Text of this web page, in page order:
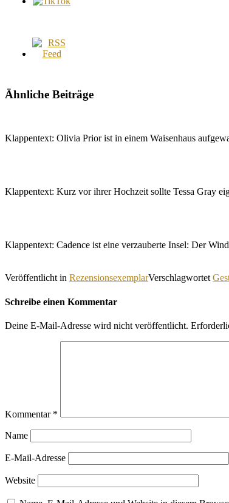
Ähnliche Beiträge
Klappentext: Olivia Prior ist in einem Waisenhaus
Klappentext: Kurz vor ihrer Hochzeit sollte Tessa Gray
Klappentext: Cadence ist eine verzauberte Insel: Der
Veröffentlicht in RezensionsexemplarVerschlagwortet
Schreibe einen Kommentar
Deine E-Mail-Adresse wird nicht veröffentlicht.
Kommentar *
Name
E-Mail-Adresse
Website